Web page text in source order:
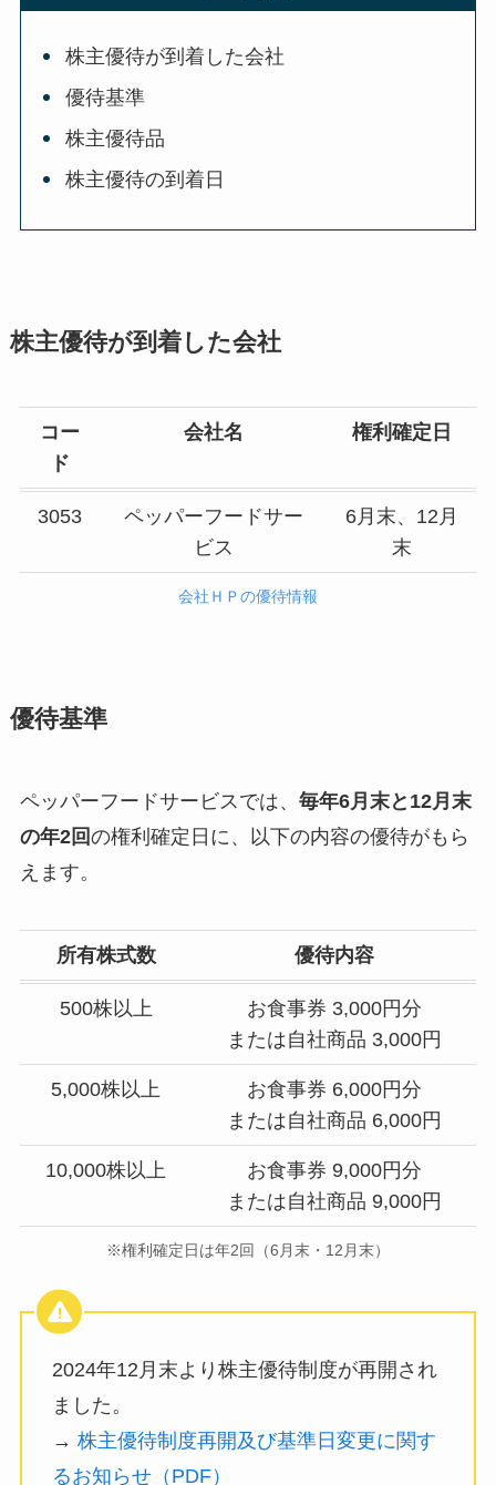
株主優待が到着した会社
優待基準
株主優待品
株主優待の到着日
株主優待が到着した会社
コー
ド
会社名 権利確定日
3053
ペッパーフードサー
ビス
6月末、12月
末
会社ＨＰの優待情報
優待基準
ペッパーフードサービスでは、 毎年6月末と12月末
の年2回の権利確定日に、以下の内容の優待がもら
えます。
所有株式数 優待内容
500株以上
お食事券 3,000円分
または自社商品 3,000円
5,000株以上
お食事券 6,000円分
または自社商品 6,000円
10,000株以上
お食事券 9,000円分
または自社商品 9,000円
※権利確定日は年2回（6月末・12月末）
2024年12月末より株主優待制度が再開され
ました。
→ 株主優待制度再開及び基準日変更に関す
るお知らせ（PDF）